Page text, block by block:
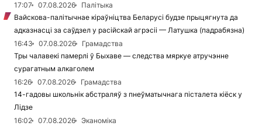
17:07
07.08.2026
Палітыка
Вайскова-палітычнае кіраўніцтва Беларусі будзе прыцягнута да
адказнасці за саўдзел у расійскай агрэсіі — Латушка (падрабязна)
16:43
07.08.2026
Грамадства
Тры чалавекі памерлі ў Быхаве — следства мяркуе атручэнне
сурагатным алкаголем
16:26
07.08.2026
Грамадства
14-гадовы школьнік абстраляў з пнеўматычнага пісталета кіёск у
Лідзе
16:02
07.08.2026
Эканоміка